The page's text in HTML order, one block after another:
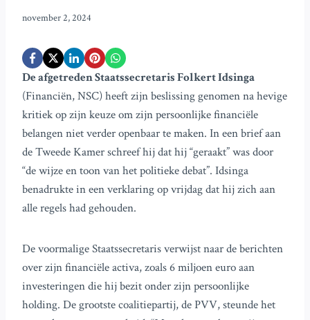
november 2, 2024
De afgetreden Staatssecretaris Folkert Idsinga
(Financiën, NSC) heeft zijn beslissing genomen na hevige
kritiek op zijn keuze om zijn persoonlijke financiële
belangen niet verder openbaar te maken. In een brief aan
de Tweede Kamer schreef hij dat hij “geraakt” was door
“de wijze en toon van het politieke debat”. Idsinga
benadrukte in een verklaring op vrijdag dat hij zich aan
alle regels had gehouden.
De voormalige Staatssecretaris verwijst naar de berichten
over zijn financiële activa, zoals 6 miljoen euro aan
investeringen die hij bezit onder zijn persoonlijke
holding. De grootste coalitiepartij, de PVV, steunde het